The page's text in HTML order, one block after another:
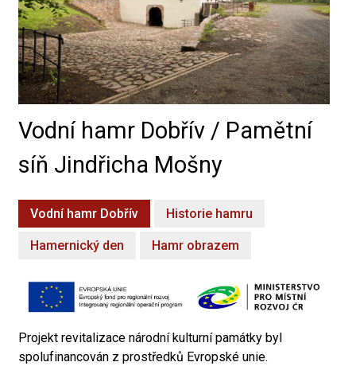
Vodní hamr Dobřív / Pamětní
síň Jindřicha Mošny
Vodní hamr Dobřív Historie hamru
Hamernický den Hamr obrazem
Projekt revitalizace národní kulturní památky byl
spolufinancován z prostředků Evropské unie.